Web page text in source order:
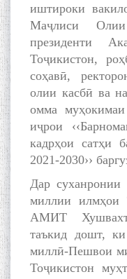
иштироки
Маҷлиси
президенти
Тоҷикистон,
соҳавӣ,
олии касбӣ ва
омма
иҷрои
кадрҳои сатҳи
2021-2030››
Дар суханронии
миллии илмҳои
АМИТ
таъкид дошт, ки
миллӣ-Пешвои
Тоҷикистон